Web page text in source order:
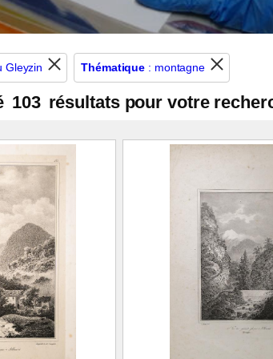
Gleyzin Thématique : montagne
103 résultats pour votre